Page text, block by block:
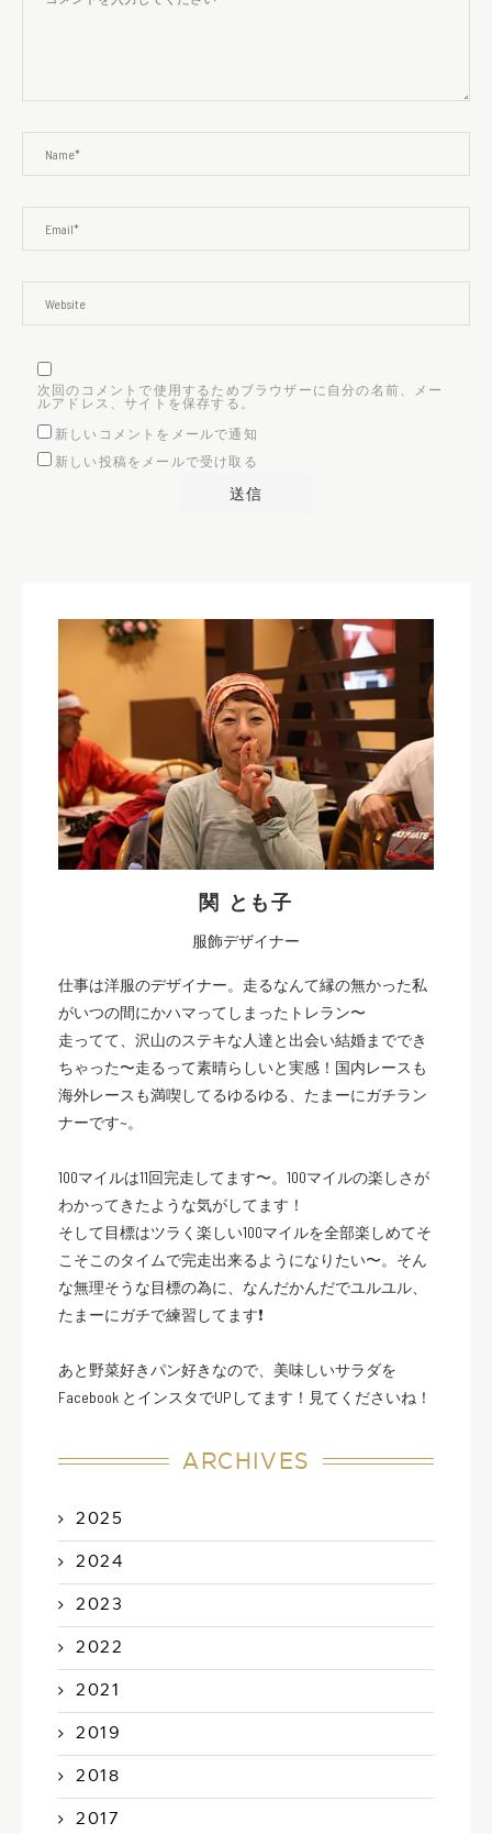
次回のコメントで使用するためブラウザーに自分の名前、メー
ルアドレス、サイトを保存する。
新しいコメントをメールで通知
新しい投稿をメールで受け取る
関 とも子
服飾デザイナー
仕事は洋服のデザイナー。走るなんて縁の無かった私
がいつの間にかハマってしまったトレラン〜
走ってて、沢山のステキな人達と出会い結婚まででき
ちゃった〜走るって素晴らしいと実感！国内レースも
海外レースも満喫してるゆるゆる、たまーにガチラン
ナーです~。
100マイルは11回完走してます〜。100マイルの楽しさが
わかってきたような気がしてます！
そして目標はツラく楽しい100マイルを全部楽しめてそ
こそこのタイムで完走出来るようになりたい〜。そん
な無理そうな目標の為に、なんだかんだでユルユル、
たまーにガチで練習してます❗️
あと野菜好きパン好きなので、美味しいサラダを
Facebook とインスタでUPしてます！見てくださいね！
ARCHIVES
2025
2024
2023
2022
2021
2019
2018
2017